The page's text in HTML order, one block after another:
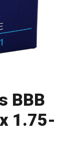
BBB
1.75-